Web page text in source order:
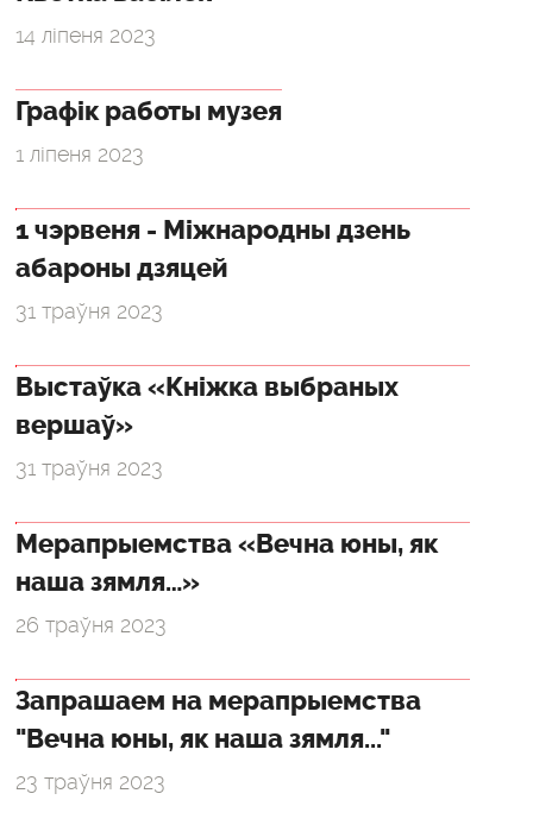
14 ліпеня 2023
Графік работы музея
1 ліпеня 2023
1 чэрвеня - Міжнародны дзень
абароны дзяцей
31 траўня 2023
Выстаўка «Кніжка выбраных
вершаў»
31 траўня 2023
Мерапрыемства «Вечна юны, як
наша зямля…»
26 траўня 2023
Запрашаем на мерапрыемства
"Вечна юны, як наша зямля..."
23 траўня 2023